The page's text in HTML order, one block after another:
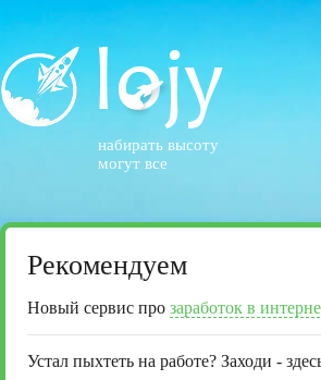
набирать высоту
могут все
Рекомендуем
Новый сервис про заработок в
Устал пыхтеть на работе? Заходи -